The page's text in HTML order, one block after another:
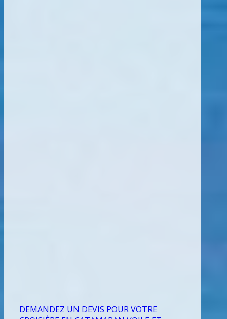
DEMANDEZ UN DEVIS POUR VOTRE